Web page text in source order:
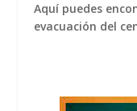
Aquí puedes
evacuación del